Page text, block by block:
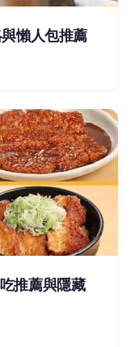
懶人包推薦
推薦與隱藏